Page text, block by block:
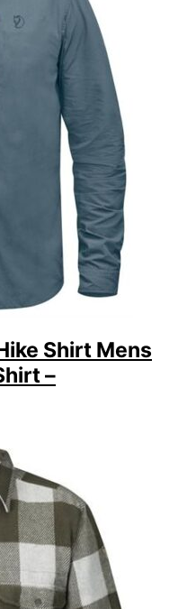
Shirt Mens
–